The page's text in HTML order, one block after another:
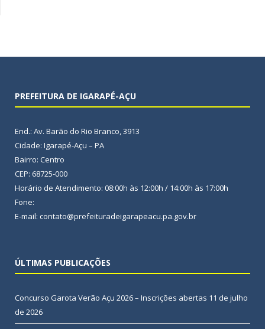
PREFEITURA DE IGARAPÉ-AÇU
End.: Av. Barão do Rio Branco, 3913
Cidade: Igarapé-Açu – PA
Bairro: Centro
CEP: 68725-000
Horário de Atendimento: 08:00h às 12:00h / 14:00h às 17:00h
Fone:
E-mail: contato@prefeituradeigarapeacu.pa.gov.br
ÚLTIMAS PUBLICAÇÕES
Concurso Garota Verão Açu 2026 – Inscrições abertas 11 de julho
de 2026